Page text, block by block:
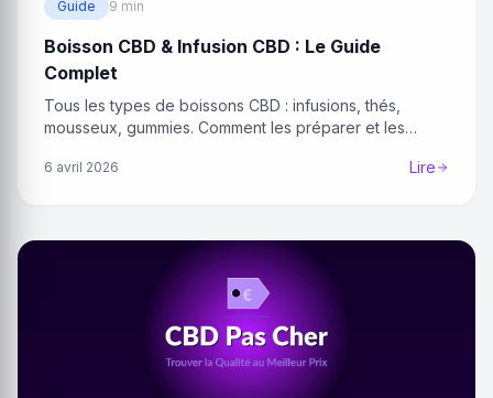
Guide 9 min
Boisson CBD & Infusion CBD : Le Guide
Complet
Tous les types de boissons CBD : infusions, thés,
mousseux, gummies. Comment les préparer et les
6 avril 2026 Lire